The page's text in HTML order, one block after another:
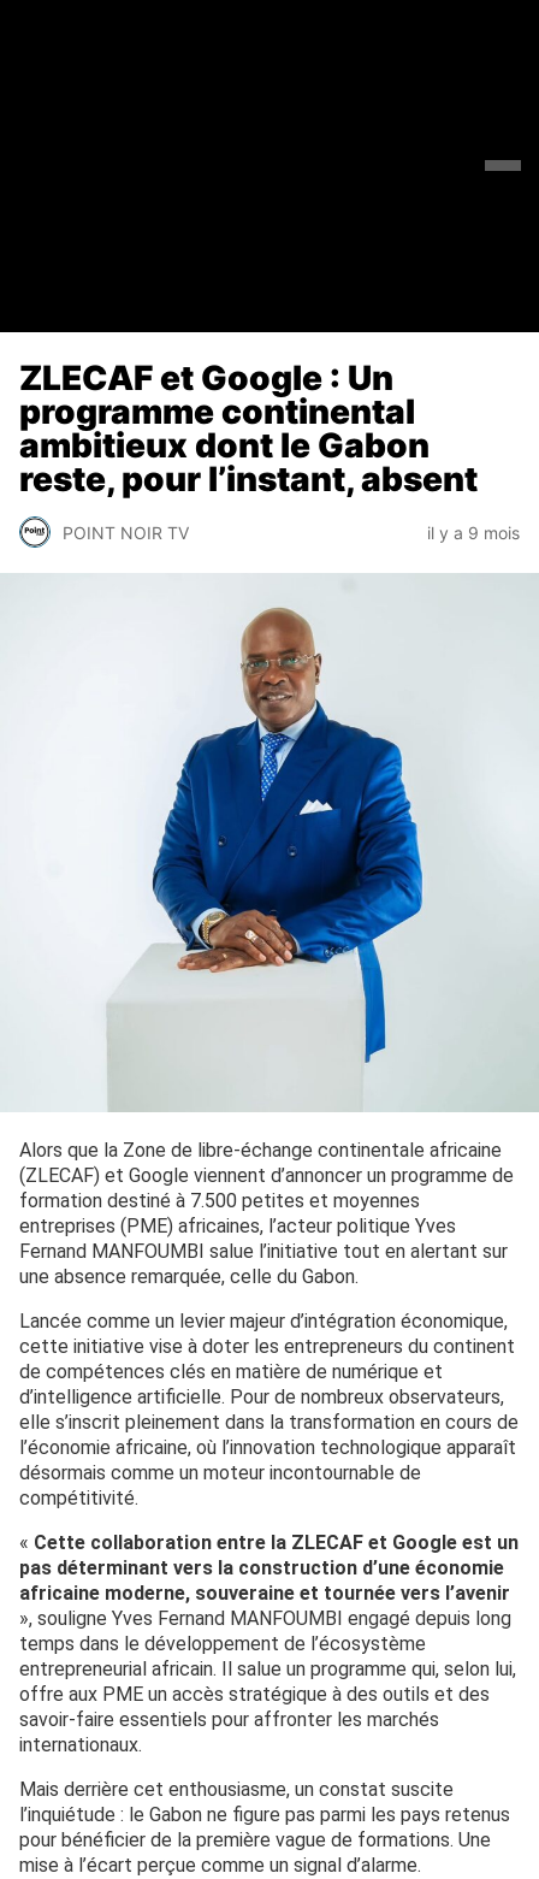
ZLECAF et Google : Un
programme continental
ambitieux dont le Gabon
reste, pour l’instant, absent
POINT NOIR TV il y a 9 mois
Alors que la Zone de libre-échange continentale africaine
(ZLECAF) et Google viennent d’annoncer un programme de
formation destiné à 7.500 petites et moyennes
entreprises (PME) africaines, l’acteur politique Yves
Fernand MANFOUMBI salue l’initiative tout en alertant sur
une absence remarquée, celle du Gabon.
Lancée comme un levier majeur d’intégration économique,
cette initiative vise à doter les entrepreneurs du continent
de compétences clés en matière de numérique et
d’intelligence artificielle. Pour de nombreux observateurs,
elle s’inscrit pleinement dans la transformation en cours de
l’économie africaine, où l’innovation technologique apparaît
désormais comme un moteur incontournable de
compétitivité.
« Cette collaboration entre la ZLECAF et Google est un
pas déterminant vers la construction d’une économie
africaine moderne, souveraine et tournée vers l’avenir
», souligne Yves Fernand MANFOUMBI engagé depuis long
temps dans le développement de l’écosystème
entrepreneurial africain. Il salue un programme qui, selon lui,
offre aux PME un accès stratégique à des outils et des
savoir-faire essentiels pour affronter les marchés
internationaux.
Mais derrière cet enthousiasme, un constat suscite
l’inquiétude : le Gabon ne figure pas parmi les pays retenus
pour bénéficier de la première vague de formations. Une
mise à l’écart perçue comme un signal d’alarme.